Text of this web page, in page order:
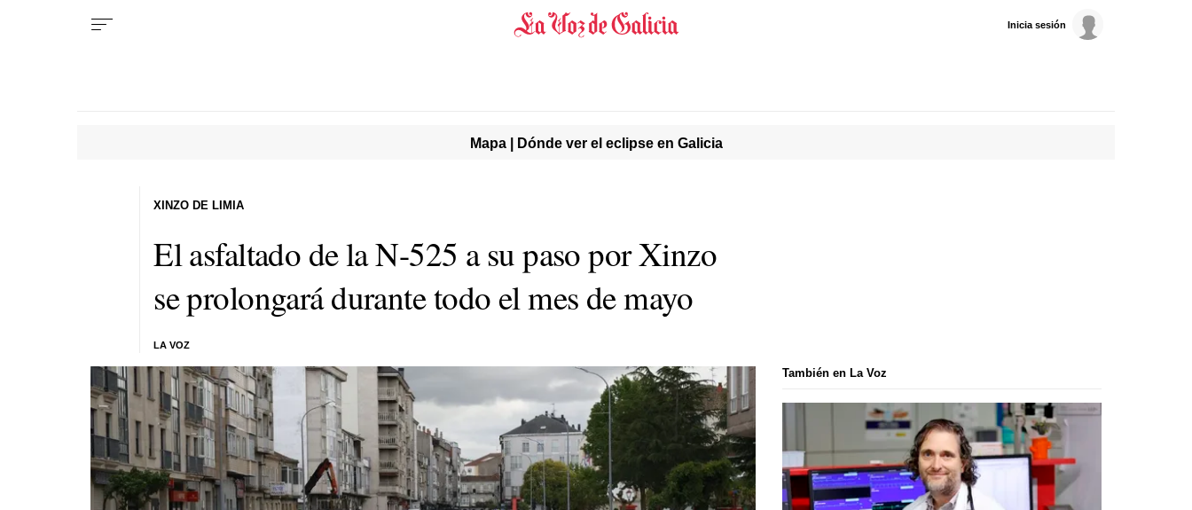
Inicia sesión
Mapa | Dónde ver el eclipse en Galicia
El asfaltado de la N-525 a su paso por Xinzo
se prolongará durante todo el mes de mayo
LA VOZ
XINZO DE LIMIA
También en La Voz